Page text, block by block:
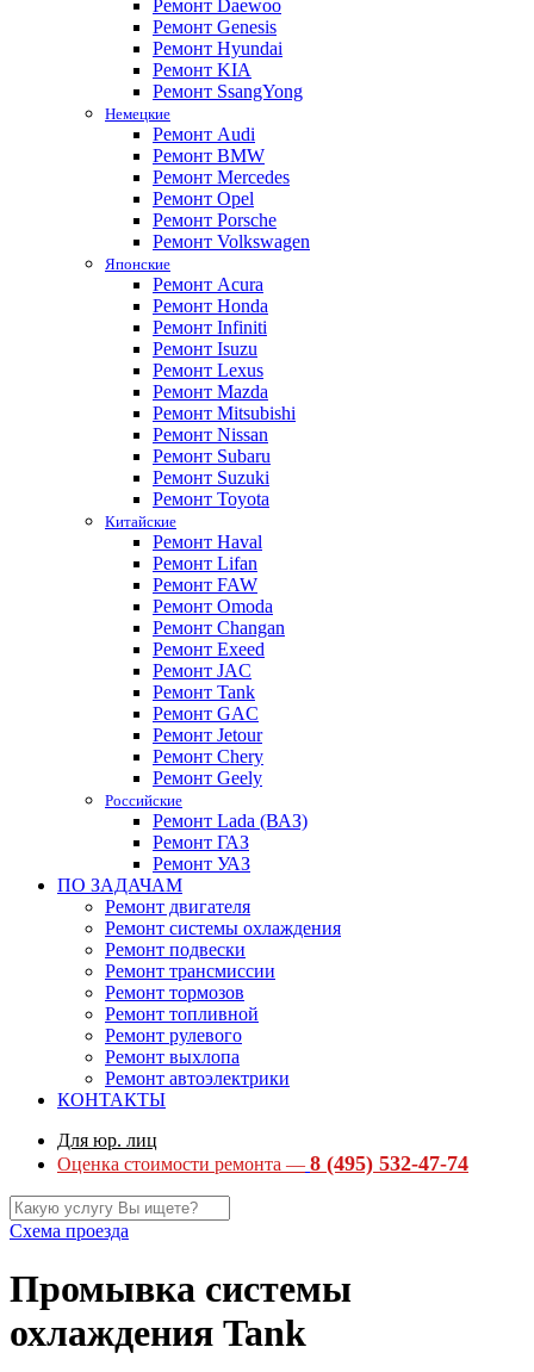
Ремонт Daewoo
Ремонт Genesis
Ремонт Hyundai
Ремонт KIA
Ремонт SsangYong
Немецкие
Ремонт Audi
Ремонт BMW
Ремонт Mercedes
Ремонт Opel
Ремонт Porsche
Ремонт Volkswagen
Японские
Ремонт Acura
Ремонт Honda
Ремонт Infiniti
Ремонт Isuzu
Ремонт Lexus
Ремонт Mazda
Ремонт Mitsubishi
Ремонт Nissan
Ремонт Subaru
Ремонт Suzuki
Ремонт Toyota
Китайские
Ремонт Haval
Ремонт Lifan
Ремонт FAW
Ремонт Omoda
Ремонт Changan
Ремонт Exeed
Ремонт JAC
Ремонт Tank
Ремонт GAC
Ремонт Jetour
Ремонт Chery
Ремонт Geely
Российские
Ремонт Lada (ВАЗ)
Ремонт ГАЗ
Ремонт УАЗ
ПО ЗАДАЧАМ
Ремонт двигателя
Ремонт системы охлаждения
Ремонт подвески
Ремонт трансмиссии
Ремонт тормозов
Ремонт топливной
Ремонт рулевого
Ремонт выхлопа
Ремонт автоэлектрики
КОНТАКТЫ
Для юр. лиц
Оценка стоимости ремонта — 8 (495) 532-47-74
Схема проезда
Промывка системы
охлаждения Tank